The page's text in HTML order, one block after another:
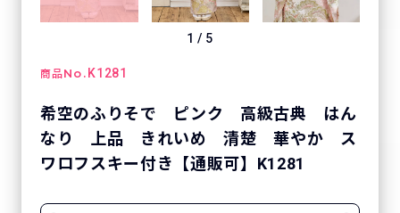
1 / 5
商品No. K1281
希空のふりそで ピンク 高級古典 はん
なり 上品 きれいめ 清楚 華やか ス
ワロフスキー付き【通販可】K1281